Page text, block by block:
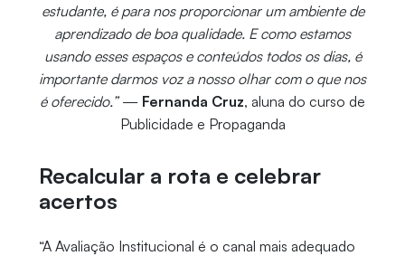
estudante, é para nos proporcionar um ambiente de
aprendizado de boa qualidade. E como estamos
usando esses espaços e conteúdos todos os dias, é
importante darmos voz a nosso olhar com o que nos
é oferecido.”— Fernanda Cruz, aluna do curso de
Publicidade e Propaganda
Recalcular a rota e celebrar
acertos
“A Avaliação Institucional é o canal mais adequado